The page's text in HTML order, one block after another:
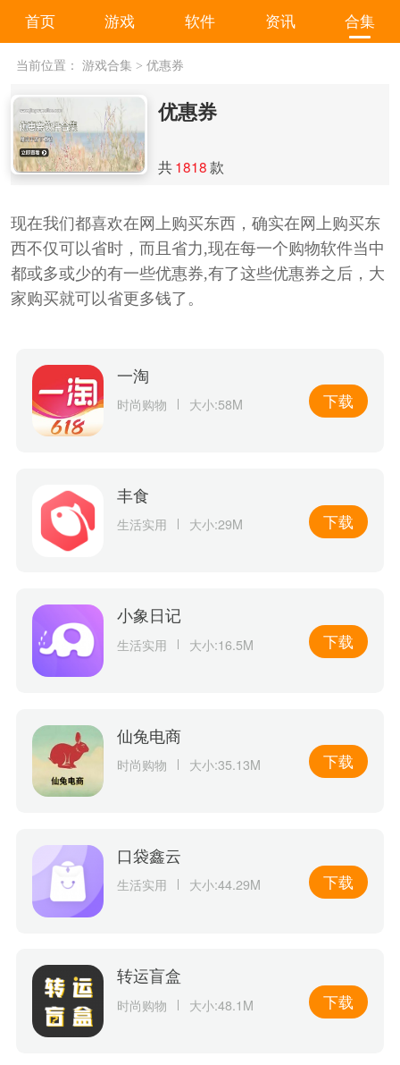
首页 游戏 软件 资讯 合集
当前位置： 游戏合集 > 优惠券
优惠券
共1818款
现在我们都喜欢在网上购买东西，确实在网上购买东
西不仅可以省时，而且省力,现在每一个购物软件当中
都或多或少的有一些优惠券,有了这些优惠券之后，大
家购买就可以省更多钱了。
一淘
时尚购物 大小:58M 下载
丰食
生活实用 大小:29M 下载
小象日记
生活实用 大小:16.5M 下载
仙兔电商
时尚购物 大小:35.13M 下载
口袋鑫云
生活实用 大小:44.29M 下载
转运盲盒
时尚购物 大小:48.1M 下载